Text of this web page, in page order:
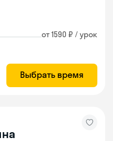
от 1590 ₽ / урок
Выбрать время